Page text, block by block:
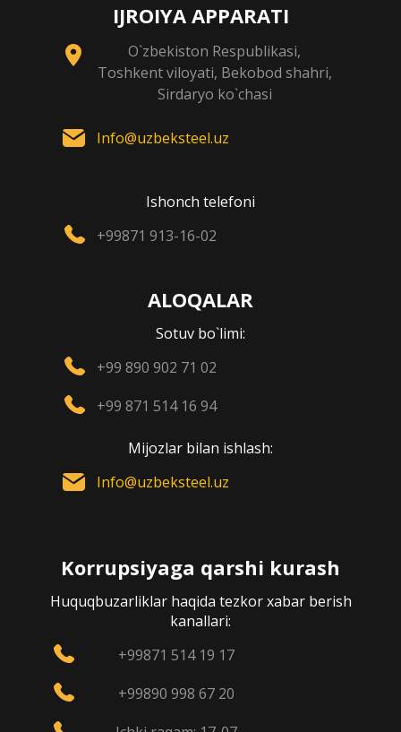
IJROIYA APPARATI
O`zbekiston Respublikasi,
Toshkent viloyati, Bekobod shahri,
Sirdaryo ko`chasi
Info@uzbeksteel.uz
Ishonch telefoni
+99871 913-16-02
ALOQALAR
Sotuv bo`limi:
+99 890 902 71 02
+99 871 514 16 94
Mijozlar bilan ishlash:
Info@uzbeksteel.uz
Korrupsiyaga qarshi kurash
Huquqbuzarliklar haqida tezkor xabar berish
kanallari:
+99871 514 19 17
+99890 998 67 20